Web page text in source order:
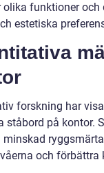
olika funktioner
estetiska
forskning har
ståbord på kontor.
och